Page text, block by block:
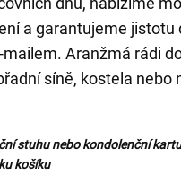
a garantujeme jistotu
Aranžmá rádi
síně, kostela nebo
stuhu nebo kondolenční
košíku